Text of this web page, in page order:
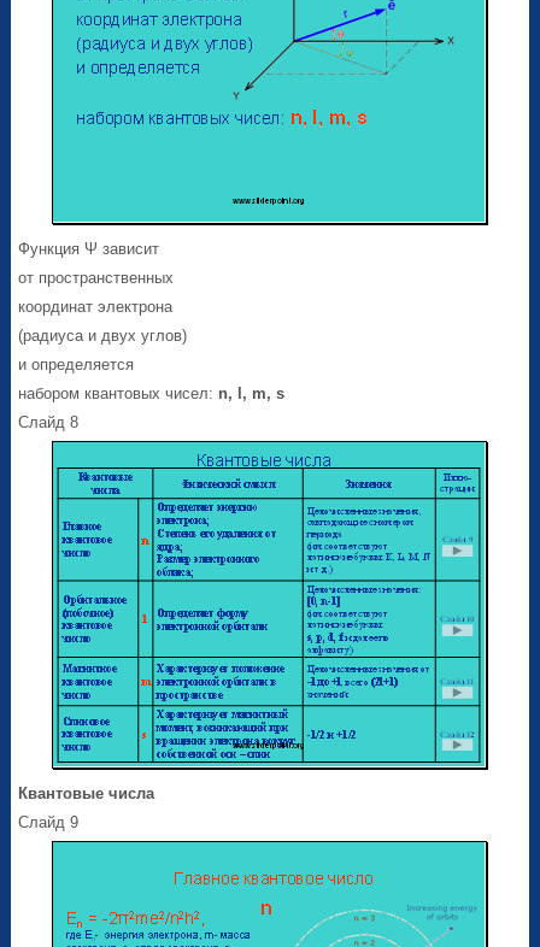
Функция Ψ зависит
от пространственных
координат электрона
(радиуса и двух углов)
и определяется
набором квантовых чисел: n, , m,s
Слайд 8
Квантовые числа
Слайд 9